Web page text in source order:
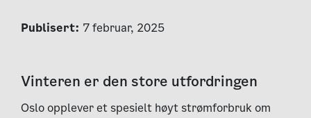
Publisert: 7 februar, 2025
Vinteren er den store utfordringen
Oslo opplever et spesielt høyt strømforbruk om